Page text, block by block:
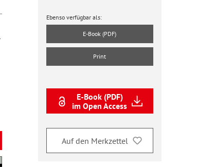
Ebenso verfügbar als:
E-Book (PDF)
Print
E-Book (PDF)
im Open Access
Auf den Merkzettel